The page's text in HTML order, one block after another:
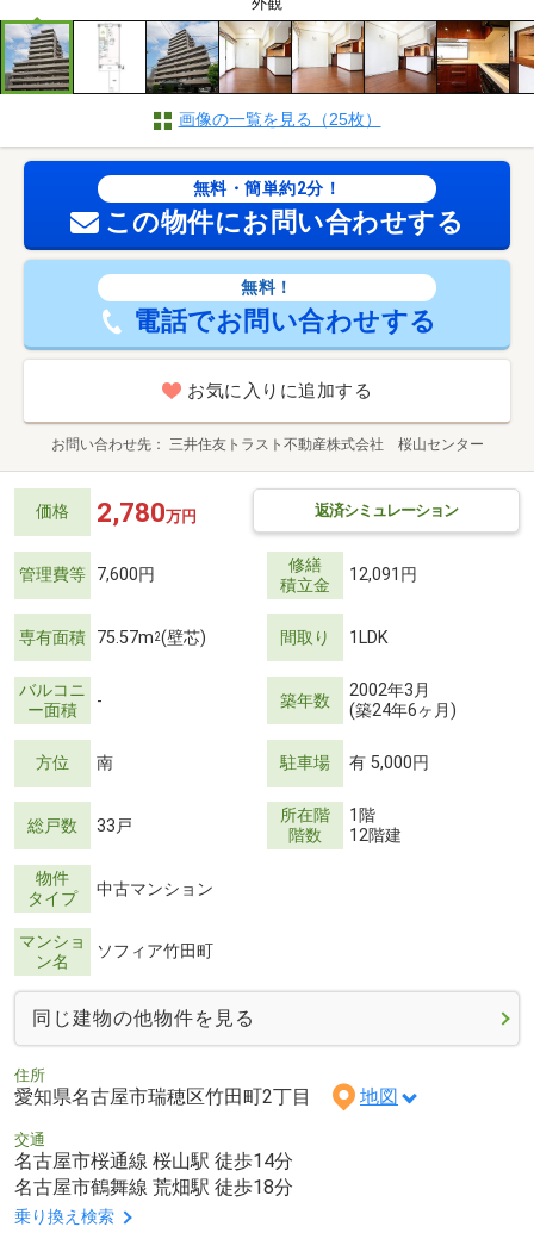
画像の一覧を見る（25枚）
無料・簡単約2分！
この物件にお問い合わせする
無料！
電話でお問い合わせする
お気に入りに追加する
お問い合わせ先 三井住友トラスト不動産株式会社 桜山センター
価格 返済シミュレーション
2,780万円
管理費等 7,600円
修繕
積立金
12,091円
専有面積 75.57m2(壁芯) 間取り 1LDK
バルコニ
ー面積
- 築年数
2002年3月
(築24年6ヶ月)
方位 南 駐車場 有 5,000円
総戸数 33戸
所在階
階数
1階
12階建
物件
タイプ
中古マンション
マンショ
ン名
ソフィア竹田町
同じ建物の他物件を見る
住所
愛知県名古屋市瑞穂区竹田町2丁目 地図
交通
名古屋市桜通線 桜山駅 徒歩14分
名古屋市鶴舞線 荒畑駅 徒歩18分
乗り換え検索